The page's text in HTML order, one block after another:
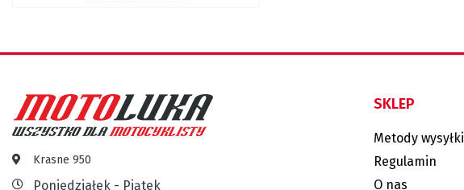
Krasne 950
Poniedziałek - Piątek
SKLEP
Metody wysyłki
Regulamin
O nas